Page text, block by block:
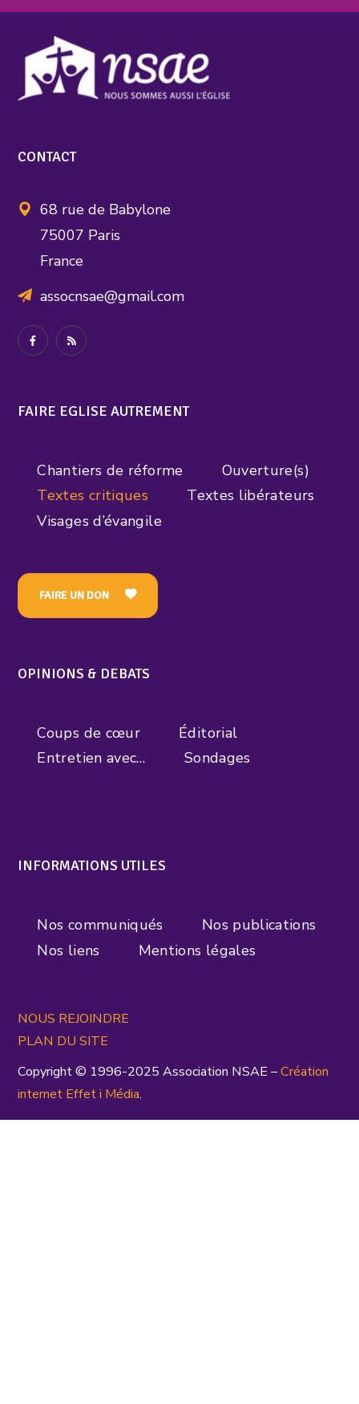
CONTACT
68 rue de Babylone
75007 Paris
France
assocnsae@gmail.com
FAIRE EGLISE AUTREMENT
Chantiers de réforme
Ouverture(s)
Textes critiques
Textes libérateurs
Visages d’évangile
FAIRE UN DON
OPINIONS & DEBATS
Coups de cœur
Éditorial
Entretien avec…
Sondages
INFORMATIONS UTILES
Nos communiqués
Nos publications
Nos liens
Mentions légales
NOUS REJOINDRE
PLAN DU SITE
Copyright © 1996-2025 Association NSAE –Création
internet Effet i Média.